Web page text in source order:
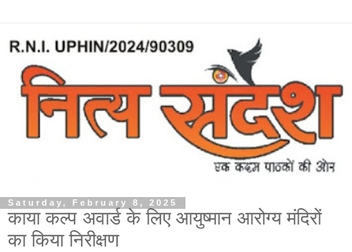
Saturday, February 8, 2025
काया कल्प अवार्ड के लिए आयुष्मान आरोग्य मंदिरों
का किया निरीक्षण